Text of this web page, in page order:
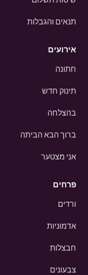
תנאים והגבלות
אירועים
חתונה
תינוק חדש
בהצלחה
ברוך הבא הביתה
אני מצטער
פרחים
ורדים
אדמוניות
חבצלות
צבעונים